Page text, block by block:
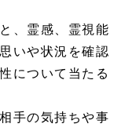
、霊感、霊視能
いや状況を確認
について当たる
手の気持ちや事